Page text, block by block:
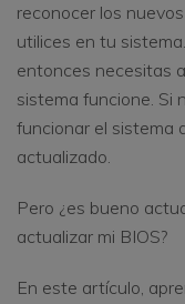
reconocer los
utilices en tu
entonces necesitas
sistema funcione. Si
funcionar el sistema
actualizado.
Pero ¿es bueno
actualizar mi BIOS?
En este artículo,